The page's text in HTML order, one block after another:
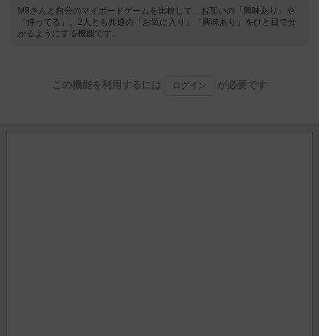
M8さんと自分のマイボードゲームを比較して、お互いの「興味あり」や
「持ってる」、2人とも共通の「お気に入り」「興味あり」をひと目で分
かるようにする機能です。
この機能を利用するには ログイン が必要です